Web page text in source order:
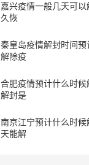
嘉兴疫情一般几天可
久恢
秦皇岛疫情解封时间
解除疫
合肥疫情预计什么时
解封是
南京江宁预计什么时
天能解